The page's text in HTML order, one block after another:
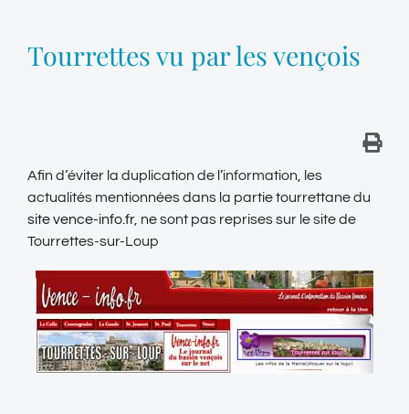
Tourrettes vu par les vençois
Afin d’éviter la duplication de l’information, les
actualités mentionnées dans la partie tourrettane du
site vence-info.fr, ne sont pas reprises sur le site de
Tourrettes-sur-Loup